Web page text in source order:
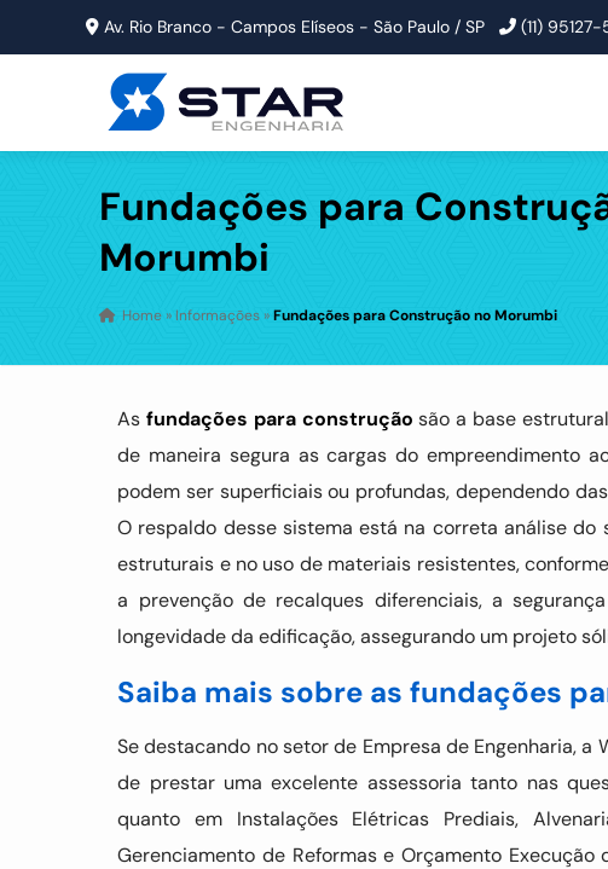
Av. Rio Branco - Campos Elíseos - São Paulo / SP (11) 95127-
Fundações para
Morumbi
Home » Informações »Fundações para Construção no Morumbi
Asfundações para construção são a base
de maneira segura as cargas do empreendimento
podem ser superficiais ou profundas, dependendo
O respaldo desse sistema está na correta análise
estruturais e no uso de materiais resistentes,
a prevenção de recalques diferenciais, a
longevidade da edificação, assegurando um projeto
Saiba mais sobre as fundações
Se destacando no setor de Empresa de Engenharia,
de prestar uma excelente assessoria tanto nas
quanto em Instalações Elétricas Prediais,
Gerenciamento de Reformas e Orçamento